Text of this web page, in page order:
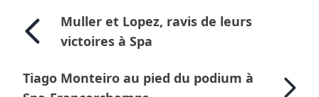
Muller et Lopez, ravis de leurs
victoires à Spa
Tiago Monteiro au pied du podium à